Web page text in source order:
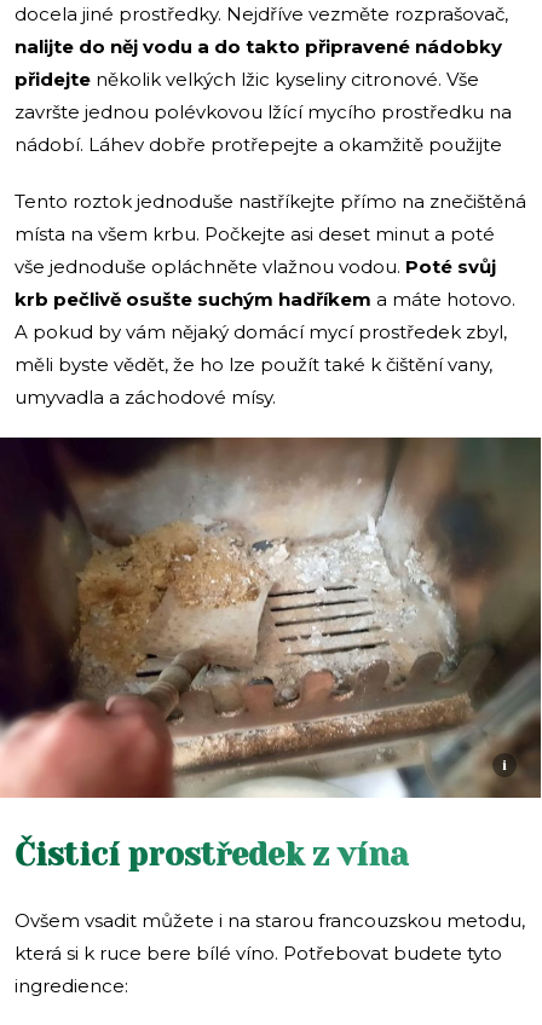
docela jiné prostředky. Nejdříve vezměte rozprašovač,
nalijte do něj vodu a do takto připravené nádobky
přidejte několik velkých lžic kyseliny citronové. Vše
završte jednou polévkovou lžící mycího prostředku na
nádobí. Láhev dobře protřepejte a okamžitě použijte
Tento roztok jednoduše nastříkejte přímo na znečištěná
místa na všem krbu. Počkejte asi deset minut a poté
vše jednoduše opláchněte vlažnou vodou. Poté svůj
krb pečlivě osušte suchým hadříkem a máte hotovo.
A pokud by vám nějaký domácí mycí prostředek zbyl,
měli byste vědět, že ho lze použít také k čištění vany,
umyvadla a záchodové mísy.
i
Čisticí prostředek z vína
Ovšem vsadit můžete i na starou francouzskou metodu,
která si k ruce bere bílé víno. Potřebovat budete tyto
ingredience: